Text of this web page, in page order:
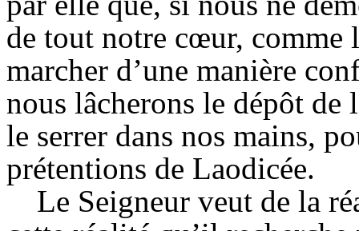
de tout notre cœur, comme
marcher d’une manière
nous lâcherons le dépôt
le serrer dans nos mains,
prétentions de Laodicée.
Le Seigneur veut de la